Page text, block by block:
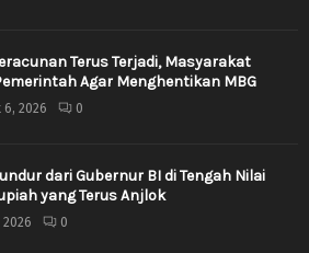
Terus Terjadi, Masyarakat
Agar Menghentikan MBG
6, 2026 0
dari Gubernur BI di Tengah Nilai
yang Terus Anjlok
2026 0